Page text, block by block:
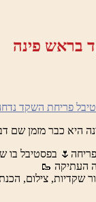
בראש פינה
היא כבר מזמן שם
בפסטיבל בו
העתיקה 🥾
שקדיות, צילום,